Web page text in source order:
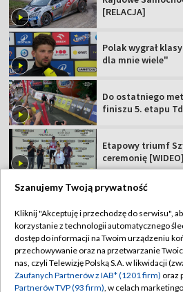
[RELACJA]
Polak wygrał
dla mnie wiele"
Do ostatniego
finiszu 5. etapu
Etapowy triumf
ceremonię [WIDEO]
TVP
Abonament
Sklep
Regulamin
Polityka
Szanujemy Twoją prywatność
Kliknij "Akceptuję i przechodzę do serwisu",
korzystanie z technologii automatycznego
dostęp do informacji na Twoim urządzeniu
przechowywanie oraz na przetwarzanie
nas, czyli Telewizję Polską S.A. w likwidacji
Zaufanych Partnerów z IAB* (1201 firm) oraz
Partnerów TVP (93 firm), w celach